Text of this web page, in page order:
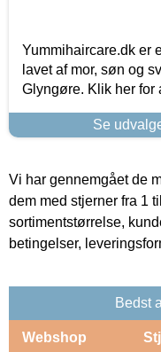
Yummihaircare.dk er
lavet af mor, søn og
Glyngøre. Klik her for
Se
Vi har gennemgået de
dem med stjerner fra 1
sortimentstørrelse,
betingelser,
Bedst
Webshop